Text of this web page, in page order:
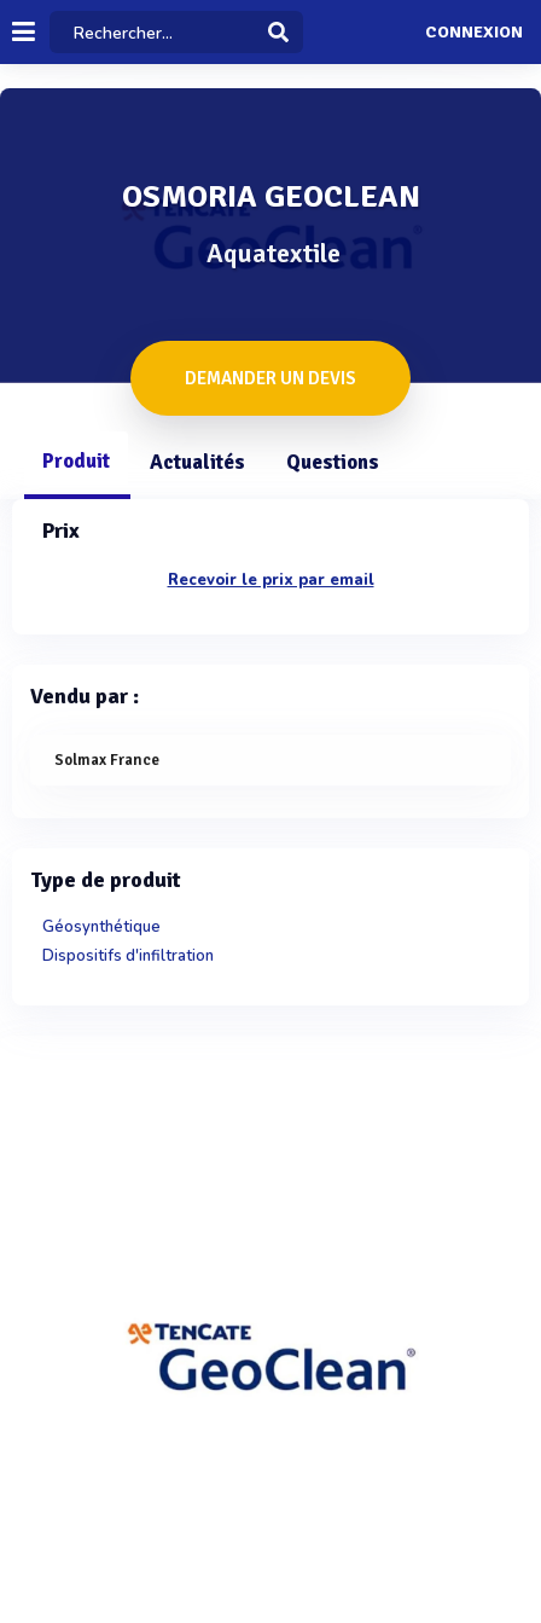
CONNEXION
OSMORIA GEOCLEAN
Aquatextile
DEMANDER UN DEVIS
Produit Actualités Questions
Prix
Recevoir le prix par email
Vendu par :
Solmax France
Type de produit
Géosynthétique
Dispositifs d'infiltration